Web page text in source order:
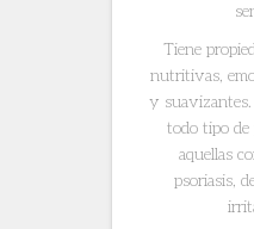
Tiene
nutritivas,
y suavizantes.
todo tipo de
aquellas
psoriasis,